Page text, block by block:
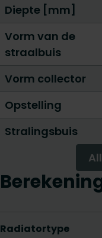
Diepte [mm]
Vorm van de
straalbuis
Vorm collector
Opstelling
Stralingsbuis